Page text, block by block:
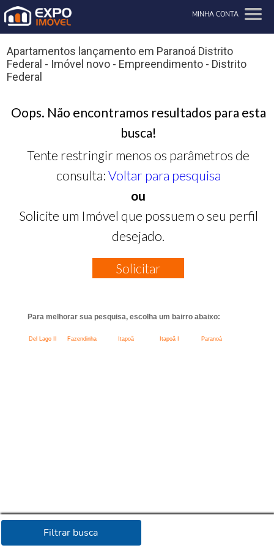
MINHA CONTA
Filtrar busca
Apartamentos lançamento em Paranoá Distrito
Federal - Imóvel novo - Empreendimento - Distrito
Federal
Oops. Não encontramos resultados para esta
busca!
Tente restringir menos os parâmetros de
consulta: Voltar para pesquisa
ou
Solicite um Imóvel que possuem o seu perfil
desejado.
Solicitar
Para melhorar sua pesquisa, escolha um bairro abaixo:
Del Lago II Fazendinha Itapoã Itapoã I Paranoá